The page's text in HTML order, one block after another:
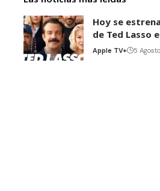
Hoy se
de Ted Lasso
Apple TV+ 5